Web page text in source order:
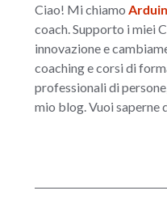
Ciao! Mi chiamo
coach. Supporto i miei
innovazione e
coaching e corsi di
professionali di
mio blog. Vuoi saperne